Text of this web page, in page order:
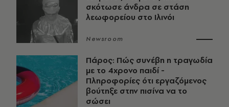
σκότωσε άνδρα σε στάση
λεωφορείου στο Ιλινόι
Newsroom
Πάρος: Πώς συνέβη η τραγωδία
με το 4χρονο παιδί -
Πληροφορίες ότι εργαζόμενος
βούτηξε στην πισίνα να το
σώσει